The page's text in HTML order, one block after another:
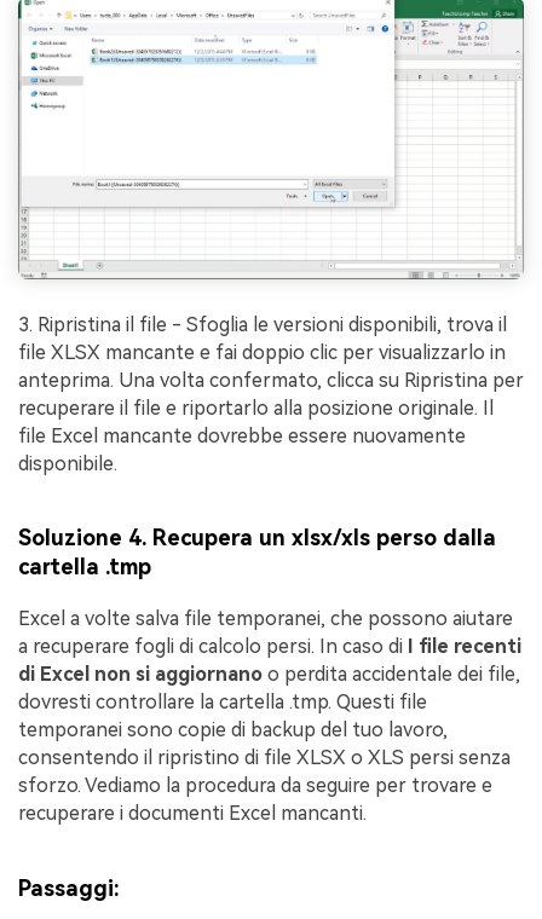
3. Ripristina il file - Sfoglia le versioni disponibili, trova il
file XLSX mancante e fai doppio clic per visualizzarlo in
anteprima. Una volta confermato, clicca su Ripristina per
recuperare il file e riportarlo alla posizione originale. Il
file Excel mancante dovrebbe essere nuovamente
disponibile.
Soluzione 4. Recupera un xlsx/xls perso dalla
cartella .tmp
Excel a volte salva file temporanei, che possono aiutare
a recuperare fogli di calcolo persi. In caso di
I file recenti
di Excel non si aggiornano o perdita accidentale dei file,
dovresti controllare la cartella .tmp. Questi file
temporanei sono copie di backup del tuo lavoro,
consentendo il ripristino di file XLSX o XLS persi senza
sforzo. Vediamo la procedura da seguire per trovare e
recuperare i documenti Excel mancanti.
Passaggi: